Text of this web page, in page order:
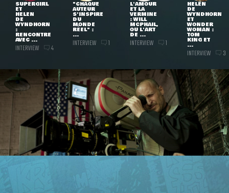
SUPERGIRL
ET
HELEN
DE
WYNDHORN
:
RENCONTRE
AVEC ...
INTERVIEW 4
"CHAQUE
AUTEUR
S'INSPIRE
DU
MONDE
RÉEL" :
...
INTERVIEW 1
L'AMOUR
ET LA
VERMINE
: WILL
MCPHAIL,
OU L'ART
DE ...
INTERVIEW 1
HELEN
DE
WYNDHORN
ET
WONDER
WOMAN :
TOM
KING ET
...
INTERVIEW 3